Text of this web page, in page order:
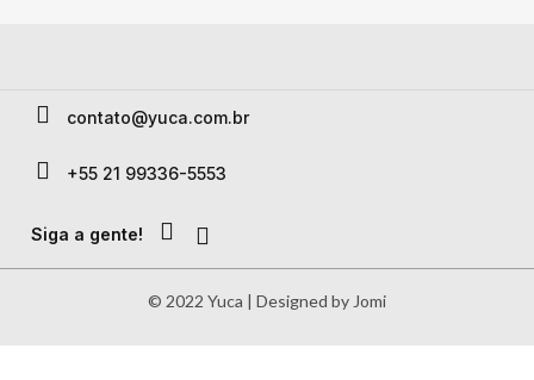
contato@yuca.com​.br
+55 21 99336-5553
Siga a gente!
© 2022 Yuca | Designed by Jomi